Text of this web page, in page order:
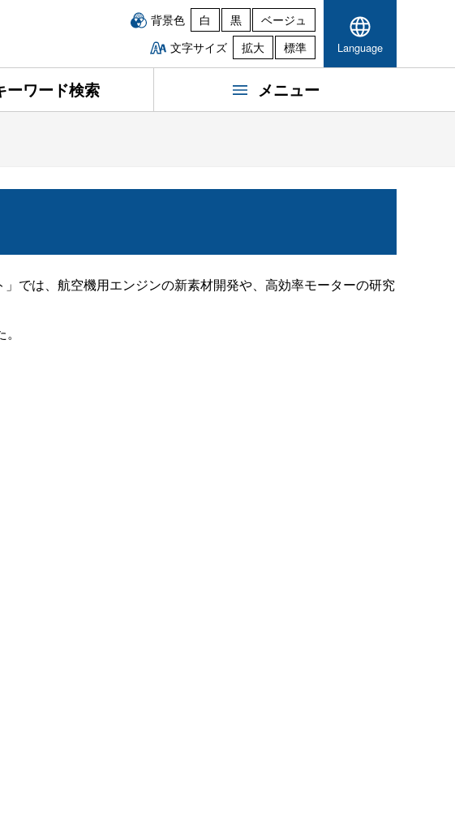
背景色 白 黒
ベージュ
文字サイズ
拡大 標準 Language
ーワード検索 メニュー
では、航空機用エンジンの新素材開発や、高効率モーターの研究